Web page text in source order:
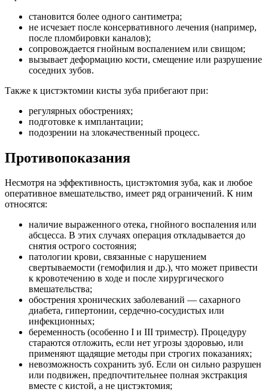
становится более одного сантиметра;
не исчезает после консервативного лечения (например,
после пломбировки каналов);
сопровождается гнойным воспалением или свищом;
вызывает деформацию кости, смещение или разрушение
соседних зубов.
Также к цистэктомии кисты зуба прибегают при:
регулярных обострениях;
подготовке к имплантации;
подозрении на злокачественный процесс.
Противопоказания
Несмотря на эффективность, цистэктомия зуба, как и любое
оперативное вмешательство, имеет ряд ограничений. К ним
относятся:
наличие выраженного отека, гнойного воспаления или
абсцесса. В этих случаях операция откладывается до
снятия острого состояния;
патологии крови, связанные с нарушением
свертываемости (гемофилия и др.), что может привести
к кровотечению в ходе и после хирургического
вмешательства;
обострения хронических заболеваний — сахарного
диабета, гипертонии, сердечно-сосудистых или
инфекционных;
беременность (особенно I и III триместр). Процедуру
стараются отложить, если нет угрозы здоровью, или
применяют щадящие методы при строгих показаниях;
невозможность сохранить зуб. Если он сильно разрушен
или подвижен, предпочтительнее полная экстракция
вместе с кистой, а не цистэктомия;